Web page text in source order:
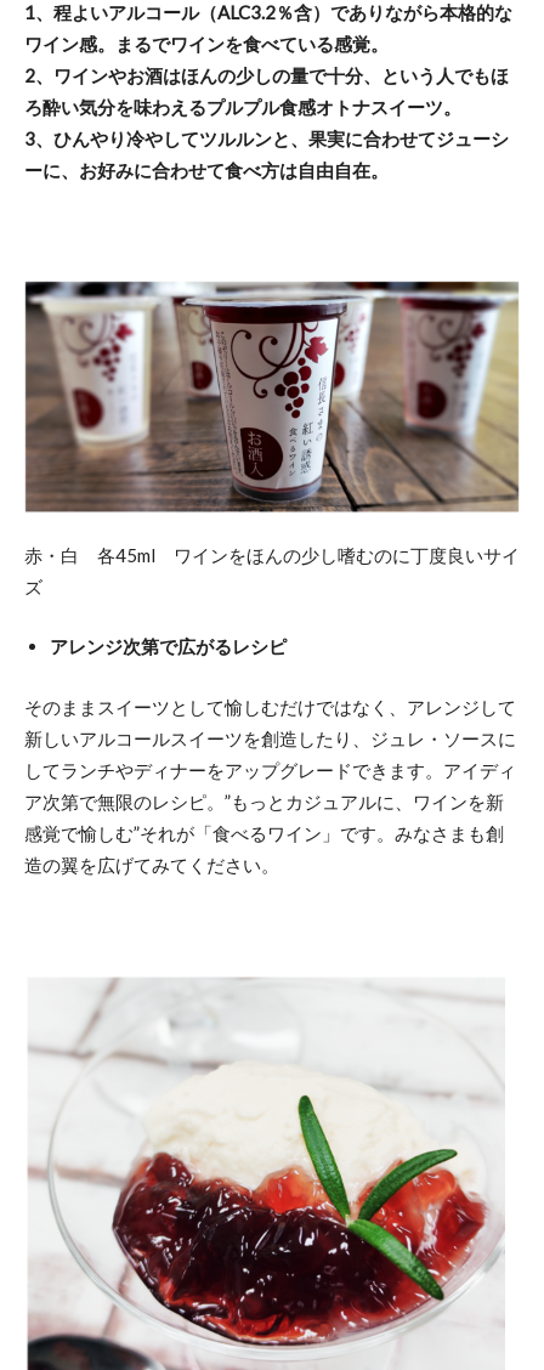
1、程よいアルコール（ALC3.2％含）でありながら本格的な
ワイン感。まるでワインを食べている感覚。
2、ワインやお酒はほんの少しの量で十分、という人でもほ
ろ酔い気分を味わえるプルプル食感オトナスイーツ。
3、ひんやり冷やしてツルルンと、果実に合わせてジューシ
ーに、お好みに合わせて食べ方は自由自在。
赤・白 各45ml ワインをほんの少し嗜むのに丁度良いサイ
ズ
アレンジ次第で広がるレシピ
そのままスイーツとして愉しむだけではなく、アレンジして
新しいアルコールスイーツを創造したり、ジュレ・ソースに
してランチやディナーをアップグレードできます。アイディ
ア次第で無限のレシピ。”もっとカジュアルに、ワインを新
感覚で愉しむ”それが「食べるワイン」です。みなさまも創
造の翼を広げてみてください。